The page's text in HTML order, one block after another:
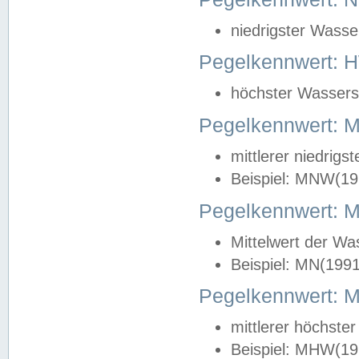
niedrigster
Pegelkennwert:
höchster
Pegelkennwert:
mittlerer
Beispiel:
Pegelkennwert:
Mittelwert der
Beispiel:
Pegelkennwert:
mittlerer
Beispiel: